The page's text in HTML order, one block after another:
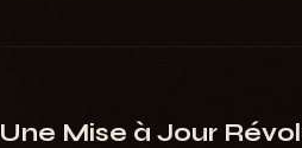
Une Mise à Jour